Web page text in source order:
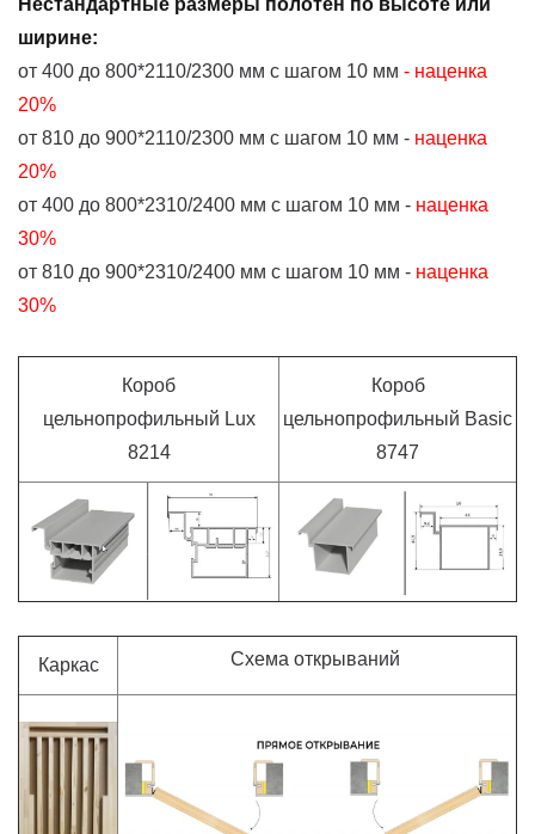
ширине:
от 400 до 800*2110/2300 мм с шагом 10 мм - наценка
20%
от 810 до 900*2110/2300 мм с шагом 10 мм - наценка
20%
от 400 до 800*2310/2400 мм с шагом 10 мм - наценка
30%
от 810 до 900*2310/2400 мм с шагом 10 мм - наценка
30%
Короб
цельнопрофильный Lux
8214
Короб
цельнопрофильный Basic
8747
Каркас Схема открываний